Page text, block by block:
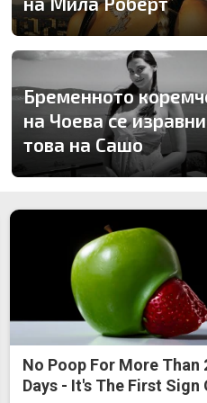
Бременното
на Чоева се
това на Сашо
No Poop For More Than
Days - It's The First Sign